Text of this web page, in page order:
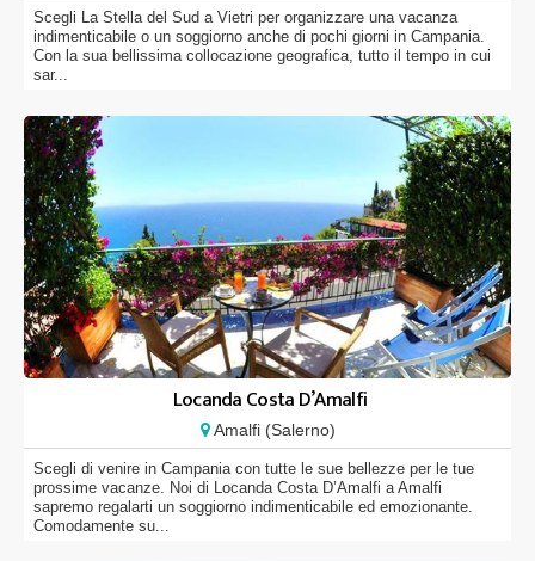
Scegli La Stella del Sud a Vietri per organizzare una vacanza
indimenticabile o un soggiorno anche di pochi giorni in Campania.
Con la sua bellissima collocazione geografica, tutto il tempo in cui
sar...
Locanda Costa D’Amalfi
Amalfi (Salerno)
Scegli di venire in Campania con tutte le sue bellezze per le tue
prossime vacanze. Noi di Locanda Costa D’Amalfi a Amalfi
sapremo regalarti un soggiorno indimenticabile ed emozionante.
Comodamente su...